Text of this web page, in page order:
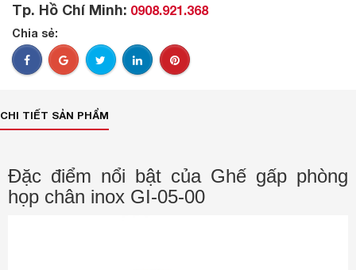
Tp. Hồ Chí Minh: 0908.921.368
Chia sẻ:
CHI TIẾT SẢN PHẨM
Đặc điểm nổi bật của Ghế gấp phòng
họp chân inox GI-05-00